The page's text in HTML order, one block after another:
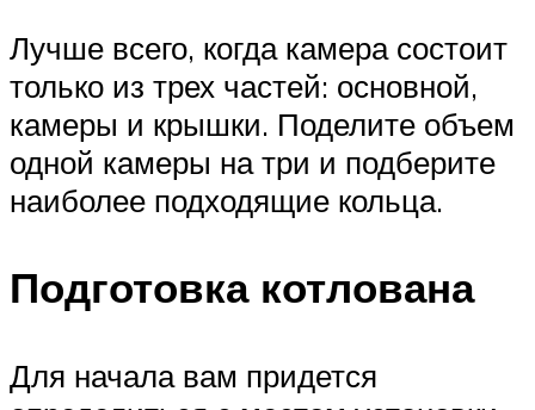
Лучше всего, когда камера состоит
только из трех частей: основной,
камеры и крышки. Поделите объем
одной камеры на три и подберите
наиболее подходящие кольца.
Подготовка котлована
Для начала вам придется